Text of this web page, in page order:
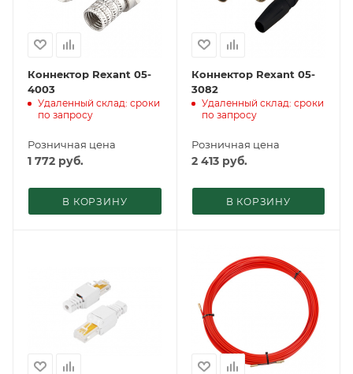
Коннектор Rexant 05-
4003
Удаленный склад: сроки
по запросу
Розничная цена
1 772 руб.
В КОРЗИНУ
Коннектор Rexant 05-
3082
Удаленный склад: сроки
по запросу
Розничная цена
2 413руб.
В КОРЗИНУ